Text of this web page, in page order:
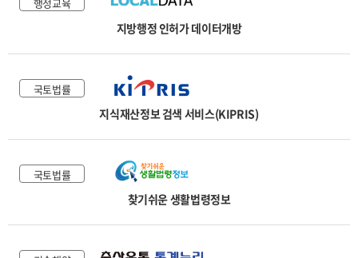
행정교육
지방행정 인허가 데이터개방
국토법률
지식재산정보 검색 서비스(KIPRIS)
국토법률
찾기쉬운 생활법령정보